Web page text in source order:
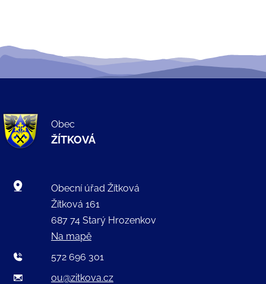
Obec
ŽÍTKOVÁ
Obecní úřad Žítková
Žítková 161
687 74 Starý Hrozenkov
Na mapě
572 696 301
ou@zitkova.cz